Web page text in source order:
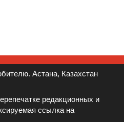
Астана, Казахстан
редакционных и
ссылка на